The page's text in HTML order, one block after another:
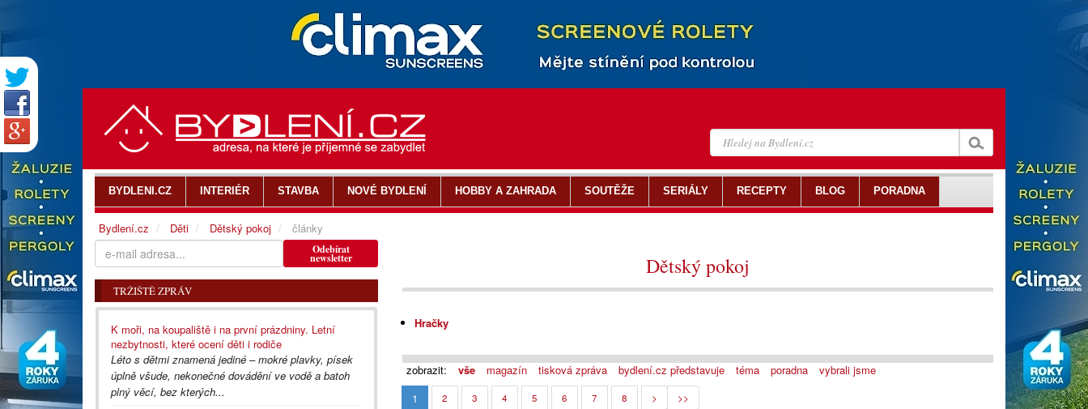
Dětský pokoj
Hračky
zobrazit: vše magazín tisková zpráva bydlení.cz představuje téma poradna
vybrali jsme
1
2 3 4 5 6 7 8 > >>
Odebírat
newsletter
TRŽIŠTĚ ZPRÁV
K moři, na koupaliště i na první prázdniny. Letní
nezbytnosti, které ocení děti i rodiče
Léto s dětmi znamená jediné – mokré plavky, písek
úplně všude, nekonečné dovádění ve vodě a batoh
plný věcí, bez kterých...
BYDLENI.CZ INTERIÉR STAVBA NOVÉ BYDLENÍ HOBBY A ZAHRADA SOUTĚŽE SERIÁLY RECEPTY BLOG PORADNA
Bydlení.cz Děti Dětský pokoj články